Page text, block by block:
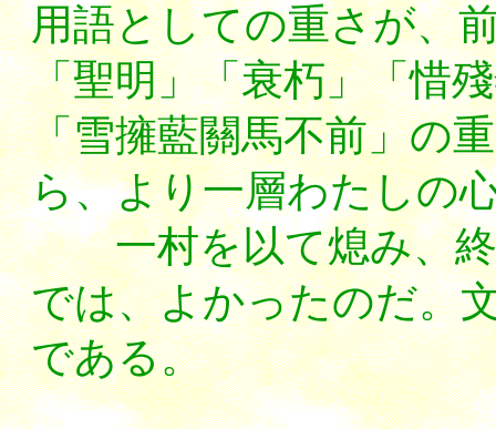
用語としての重さが、
「聖明」「衰朽」「惜
「雪擁藍關馬不前」の
ら、より一層わたしの
一村を以て熄み、終
では、よかったのだ。
である。